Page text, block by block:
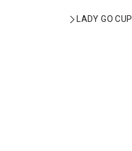
LADY GO CUP